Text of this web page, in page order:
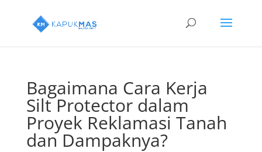
Bagaimana Cara Kerja
Silt Protector dalam
Proyek Reklamasi Tanah
dan Dampaknya?